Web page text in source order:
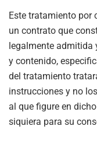
Este tratamiento por
un contrato que
legalmente admitida
y contenido,
del tratamiento
instrucciones y no
al que figure en
siquiera para su